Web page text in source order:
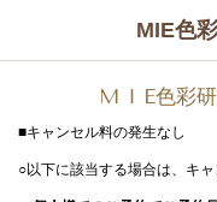
MIE色
M I E色彩
■キャンセル料の発生なし
○以下に該当する場合は、キ